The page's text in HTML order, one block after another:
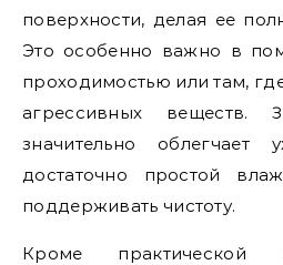
поверхности, делая ее
Это особенно важно в
проходимостью или там,
агрессивных веществ.
значительно
достаточно простой
поддерживать чистоту.
Кроме практической